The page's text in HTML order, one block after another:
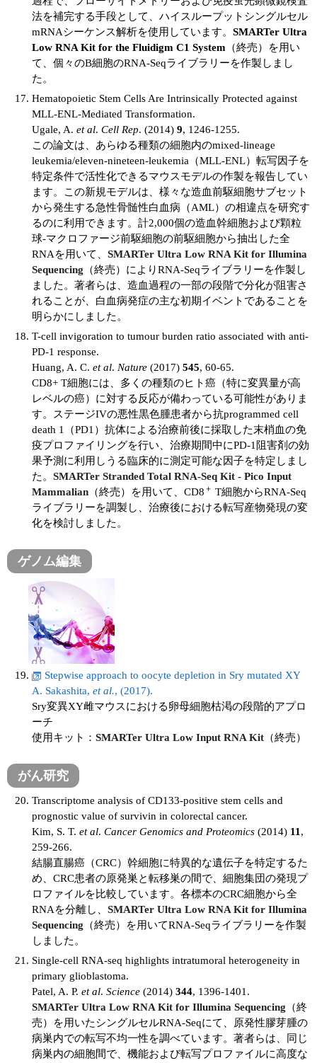
法を補完する手段として、ハイスループットシングルセル
mRNAシーケンス解析を使用しています。 SMARTer Ultra
Low RNA Kit for the Fluidigm C1 System （終売）を用い
て、個々のB細胞のRNA-Seqライブラリーを作製しまし
た。
Hematopoietic Stem Cells Are Intrinsically Protected against
MLL-ENL-Mediated Transformation.
Ugale, A. et al. Cell Rep. (2014) 9, 1246-1255.
この論文は、あらゆる種類の細胞内のmixed-lineage
leukemia/eleven-nineteen-leukemia（MLL-ENL）転写因子を
特定条件で活性化できるマウスモデルの作製を報告してい
ます。この新規モデルは、様々な造血前駆細胞サブセット
から発生する急性骨髄性白血病（AML）の相違点を研究す
るのに利用できます。計2,000個の造血幹細胞および顆粒
球-マクロファージ前駆細胞の前駆細胞から抽出した全
RNAを用いて、 SMARTer Ultra Low RNA Kit for Illumina
Sequencing （終売）によりRNA-Seqライブラリーを作製し
ました。著者らは、造血過程の一部の段階で分化が阻害さ
れることが、白血病発症の主な初期イベントであることを
明らかにしました。
T-cell invigoration to tumour burden ratio associated with anti-
PD-1 response.
Huang, A. C. et al. Nature (2017) 545, 60-65.
CD8+ T細胞には、多くの種類のヒト癌（特に変異量が高
レベルの癌）に対する反応が備わっている可能性がありま
す。ステージIVの悪性黒色腫患者から抗programmed cell
death 1（PD1）抗体による治療前後に採取した末梢血の免
疫プロファイリングを行い、治療期間中にPD-1阻害剤の効
果予測に利用しうる臨床的に測定可能な因子を特定しまし
た。 SMARTer Stranded Total RNA-Seq Kit - Pico Input
Mammalian （終売）を用いて、CD8 ＋ T細胞からRNA-Seq
ライブラリーを調製し、治療後における転写産物発現の変
化を検討しました。
ゲノム編集
Stepwise approach to oocyte depletion in Sry mutated XY
A. Sakashita, et al., (2017).
Sry変異XY雌マウスにおける卵母細胞枯渇の段階的アプロ
ーチ
使用キット： SMARTer Ultra Low Input RNA Kit （終売）
がん研究
Transcriptome analysis of CD133-positive stem cells and
prognostic value of survivin in colorectal cancer.
Kim, S. T. et al. Cancer Genomics and Proteomics (2014) 11 ,
259-266.
結腸直腸癌（CRC）幹細胞に特異的な遺伝子を特定するた
め、CRC患者の原発巣と転移巣の間で、細胞集団の発現プ
ロファイルを比較しています。各標本のCRC細胞から全
RNAを分離し、 SMARTer Ultra Low RNA Kit for Illumina
Sequencing （終売）を用いてRNA-Seqライブラリーを作製
しました。
Single-cell RNA-seq highlights intratumoral heterogeneity in
primary glioblastoma.
Patel, A. P. et al. Science (2014) 344, 1396-1401.
SMARTer Ultra Low RNA Kit for Illumina Sequencing （終
売）を用いたシングルセルRNA-Seqにて、原発性膠芽腫の
病巣内での転写不均一性を調べています。著者らは、同じ
病巣内の細胞間で、機能および転写プロファイルに高度な